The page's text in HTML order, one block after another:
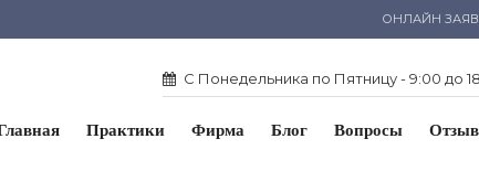
ОНЛАЙН
С Понедельника по Пятницу - 9:00 до
Практики Фирма Блог Вопросы